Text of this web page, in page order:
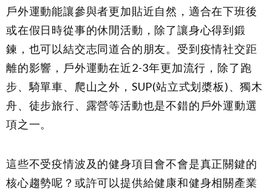
戶外運動能讓參與者更加貼近自然，適合在下班後
或在假日時從事的休閒活動，除了讓身心得到鍛
鍊，也可以結交志同道合的朋友。受到疫情社交距
離的影響，戶外運動在近2-3年更加流行，除了跑
步、騎單車、爬山之外， SUP(站立式划槳板)、獨木
舟、徒步旅行、露營等活動也是不錯的戶外運動選
項之一。
這些不受疫情波及的健身項目會不會是真正關鍵的
核心趨勢呢？或許可以提供給健康和健身相關產業